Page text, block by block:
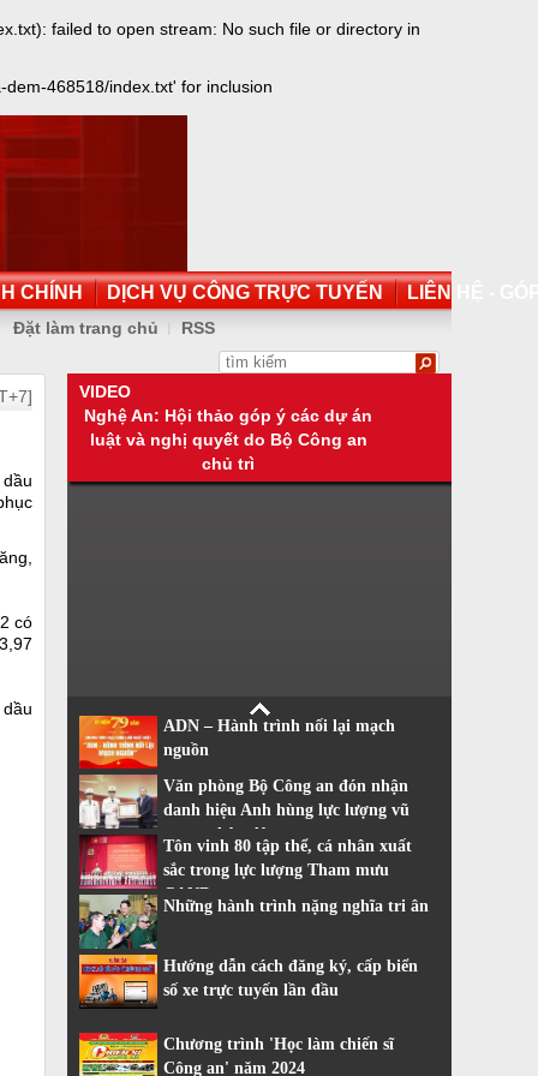
failed to open stream: No such file or directory in
468518/index.txt' for inclusion
CHÍNH DỊCH VỤ CÔNG TRỰC TUYẾN LIÊN HỆ -
Đặt làm trang chủ RSS
có
VIDEO
Nghệ An: Hội thảo góp ý các dự án
luật và nghị quyết do Bộ Công an
chủ trì
ADN – Hành trình nối lại mạch
nguồn
Văn phòng Bộ Công an đón nhận
danh hiệu Anh hùng lực lượng vũ
trang nhân dân
Tôn vinh 80 tập thể, cá nhân xuất
sắc trong lực lượng Tham mưu
CAND
Những hành trình nặng nghĩa tri ân
Hướng dẫn cách đăng ký, cấp biển
số xe trực tuyến lần đầu
Chương trình 'Học làm chiến sĩ
Công an' năm 2024